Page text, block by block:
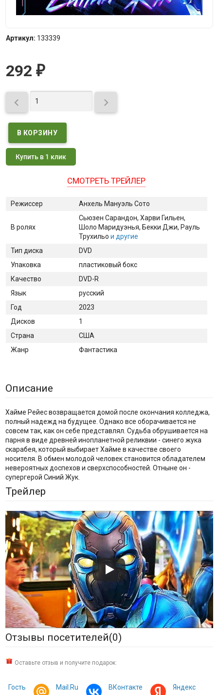
Артикул: 133339
292 ₽
 
Купить в 1 клик
СМОТРЕТЬ ТРЕЙЛЕР
Режиссер Анхель Мануэль Сото
В ролях
Сьюзен Сарандон, Харви Гильен,
Шоло Маридуэнья, Бекки Джи, Рауль
Трухильо и другие
Тип диска
DVD
Упаковка
пластиковый бокс
Качество
DVD-R
Язык
русский
Год
2023
Дисков
1
Страна
США
Жанр
Фантастика
Описание
Хайме Рейес возвращается домой после окончания колледжа,
полный надежд на будущее. Однако все оборачивается не
совсем так, как он себе представлял. Судьба обрушивается на
парня в виде древней инопланетной реликвии - синего жука
скарабея, который выбирает Хайме в качестве своего
носителя. В обмен молодой человек становится обладателем
невероятных доспехов и сверхспособностей. Отныне он -
супергерой Синий Жук.
Трейлер
Отзывы посетителей(0)
Оставьте отзыв и получите подарок:
Гость Mail.Ru ВКонтакте Яндекс